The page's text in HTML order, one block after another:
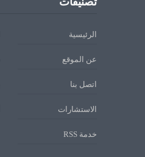
الرئيسية
عن الموقع
اتصل بنا
الاستشارات
خدمة RSS